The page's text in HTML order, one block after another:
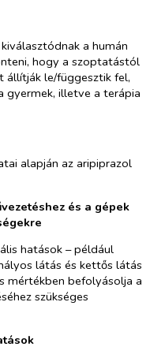
a humán
hogy a szoptatástól
állítják le/függesztik fel,
gyermek, illetve a terápia
alapján az aripiprazol
és a gépek
hatások – például
látás és kettős látás
mértékben befolyásolja a
szükséges